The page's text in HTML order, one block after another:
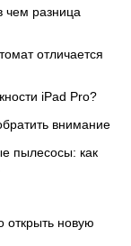
чем разница
отличается
iPad Pro?
внимание
пылесосы: как
открыть новую